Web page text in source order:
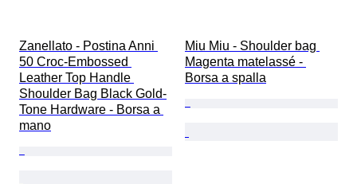
Zanellato - Postina Anni
50 Croc-Embossed
Leather Top Handle
Shoulder Bag Black Gold-
Tone Hardware - Borsa a
mano
Miu Miu - Shoulder bag
Magenta matelassé -
Borsa a spalla